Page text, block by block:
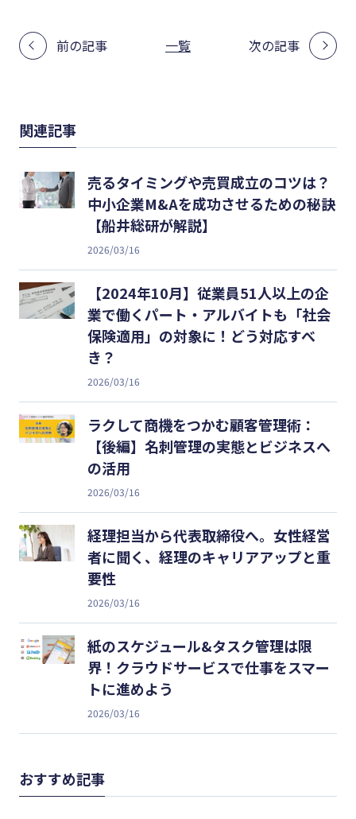
前の記事 一覧 次の記事
関連記事
売るタイミングや売買成立のコツは？
中小企業M&Aを成功させるための秘訣
【船井総研が解説】
2026/03/16
【2024年10月】従業員51人以上の企
業で働くパート・アルバイトも「社会
保険適用」の対象に！どう対応すべ
き？
2026/03/16
ラクして商機をつかむ顧客管理術：
【後編】名刺管理の実態とビジネスへ
の活用
2026/03/16
経理担当から代表取締役へ。女性経営
者に聞く、経理のキャリアアップと重
要性
2026/03/16
紙のスケジュール&タスク管理は限
界！クラウドサービスで仕事をスマー
トに進めよう
2026/03/16
おすすめ記事